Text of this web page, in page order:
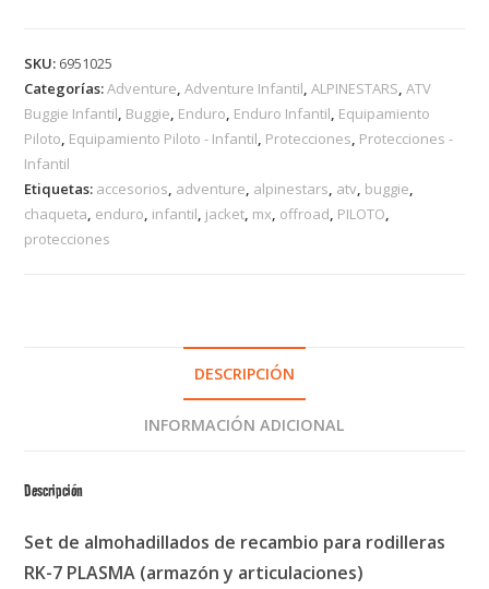
SKU: 6951025
Categorías:Adventure,Adventure Infantil,ALPINESTARS,ATV
Buggie Infantil, Buggie, Enduro, Enduro Infantil, Equipamiento
Piloto, Equipamiento Piloto - Infantil, Protecciones, Protecciones -
Infantil
Etiquetas: accesorios, adventure, alpinestars, atv, buggie,
chaqueta, enduro, infantil, jacket, mx, offroad, PILOTO,
protecciones
DESCRIPCIÓN
INFORMACIÓN ADICIONAL
Descripción
Set de almohadillados de recambio para rodilleras
RK-7 PLASMA (armazón y articulaciones)